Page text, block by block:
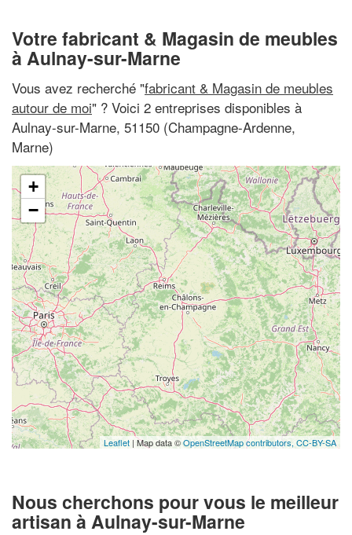
Votre fabricant & Magasin de meubles
à Aulnay-sur-Marne
Vous avez recherché "fabricant & Magasin de meubles
autour de moi" ? Voici 2 entreprises disponibles à
Aulnay-sur-Marne, 51150 (Champagne-Ardenne,
Marne)
+
−
Leaflet | Map data ©OpenStreetMap contributors, CC-BY-SA
Nous cherchons pour vous le meilleur
artisan à Aulnay-sur-Marne